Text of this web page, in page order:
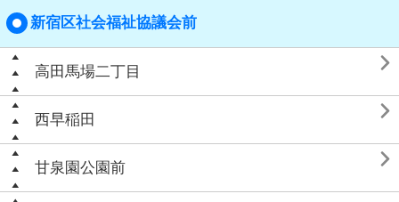
新宿区社会福祉協議会前
高田馬場二丁目 
西早稲田 
甘泉園公園前 